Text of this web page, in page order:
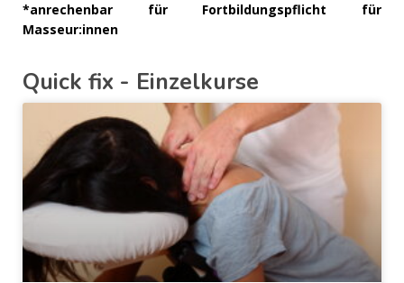
*anrechenbar für Fortbildungspflicht für
Masseur:innen
Quick fix - Einzelkurse